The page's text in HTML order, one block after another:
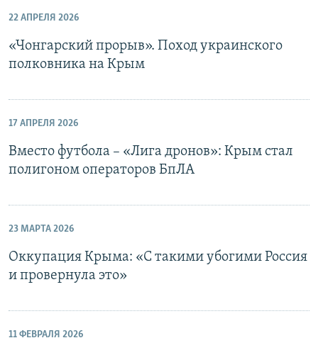
22 АПРЕЛЯ 2026
«Чонгарский прорыв». Поход украинского
полковника на Крым
17 АПРЕЛЯ 2026
Вместо футбола – «Лига дронов»: Крым стал
полигоном операторов БпЛА
23 МАРТА 2026
Оккупация Крыма: «С такими убогими Россия
и провернула это»
11 ФЕВРАЛЯ 2026